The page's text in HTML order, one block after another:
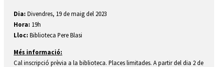
Dia: Divendres, 19 de maig del 2023
Hora: 19h
Lloc: Biblioteca Pere Blasi
Més informació:
Cal inscripció prèvia a la biblioteca. Places limitades. A partir del dia 2 de